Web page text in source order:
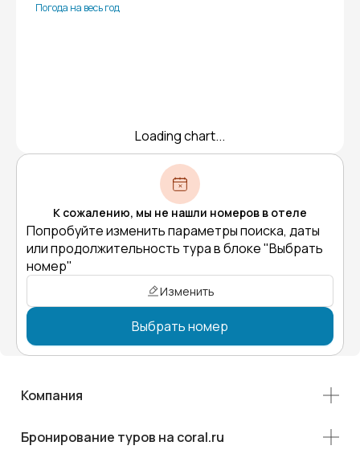
Погода на весь год
Loading chart...
К сожалению, мы не нашли номеров в отеле
Попробуйте изменить параметры поиска, даты
или продолжительность тура в блоке "Выбрать
номер"
Изменить
Выбрать номер
Компания
Бронирование туров на coral.ru